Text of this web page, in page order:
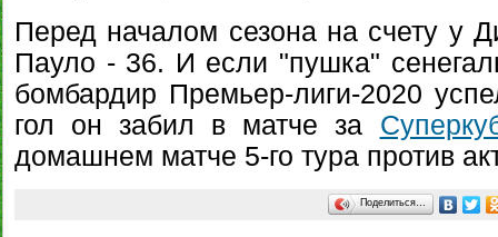
Перед началом сезона на счету у
Пауло - 36. И если "пушка"
бомбардир Премьер-лиги-2020
гол он забил в матче за
домашнем матче 5-го тура против
Поделиться…